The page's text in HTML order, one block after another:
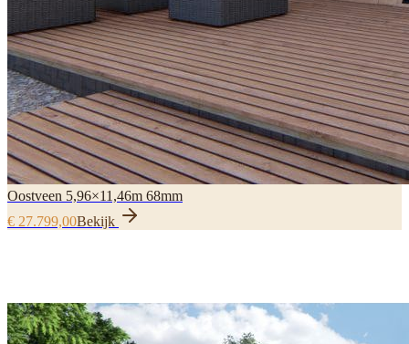
Oostveen 5,96×11,46m 68mm
€ 27.799,00Bekijk